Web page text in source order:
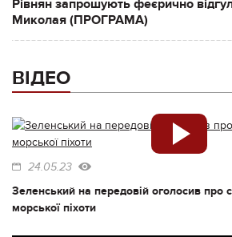
Рівнян запрошують феєрично
Миколая (ПРОГРАМА)
ВІДЕО
24.05.23
Зеленський на передовій оголосив про
морської піхоти